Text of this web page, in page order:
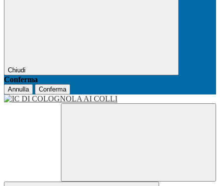
Chiudi
Conferma
Annulla Conferma